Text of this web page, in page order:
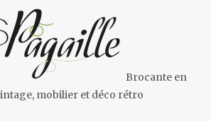
Brocante en
mobilier et déco rétro